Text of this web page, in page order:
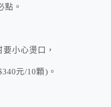
點。
小心燙口，
元/10顆)。